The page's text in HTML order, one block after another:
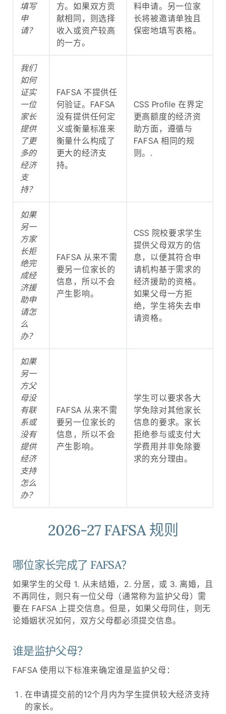
填写
申
请？
方。如果双方贡
献相同，则选择
收入或资产较高
的一方。
料申请。另一位家
长将被邀请单独且
保密地填写表格。
我们
如何
证实
一位
家长
提供
了更
多的
经济
支
持？
FAFSA 不提供任
何验证。FAFSA
没有提供任何定
义或衡量标准来
衡量什么构成了
更大的经济支
持。
CSS Profile 在界定
更高额度的经济资
助方面，遵循与
FAFSA 相同的规
则。.
如果
另一
方家
长拒
绝完
成经
济援
助申
请怎
么
办？
FAFSA 从来不需
要另一位家长的
信息，所以不会
产生影响。
CSS 院校要求学生
提供父母双方的信
息，以便其符合申
请机构基于需求的
经济援助的资格。
如果父母一方拒
绝，学生将失去申
请资格。
如果
另一
方父
母没
有联
系或
没有
提供
经济
支持
怎么
办？
FAFSA 从来不需
要另一位家长的
信息，所以不会
产生影响。
学生可以要求各大
学免除对其他家长
信息的要求。家长
拒绝参与或支付大
学费用并非免除要
求的充分理由。
2026-27 FAFSA 规则
哪位家长完成了 FAFSA？
如果学生的父母 1. 从未结婚，2. 分居，或 3. 离婚，且
不再同住，则只有一位父母（通常称为监护父母）需
要在 FAFSA 上提交信息。但是，如果父母同住，则无
论婚姻状况如何，双方父母都必须提交信息。
谁是监护父母？
FAFSA 使用以下标准来确定谁是监护父母：
在申请提交前的12个月内为学生提供较大经济支持
的家长。